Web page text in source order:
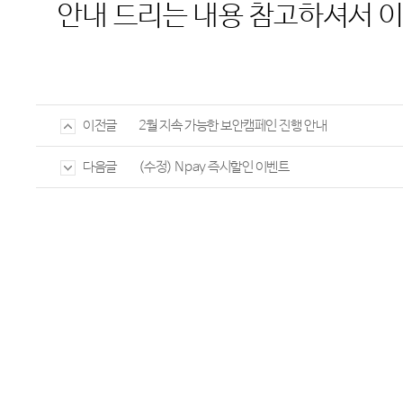
안내 드리는 내용 참고하셔서
이전글 2월 지속 가능한 보안캠페인 진행 안내
다음글 (수정) Npay 즉시할인 이벤트